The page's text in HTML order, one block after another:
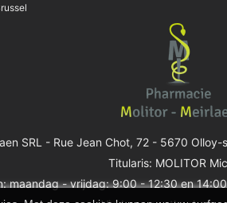
SRL - Rue Jean Chot, 72 - 5670 Olloy-
Titularis: MOLITOR
maandag - vrijdag: 9:00 - 12:30 en